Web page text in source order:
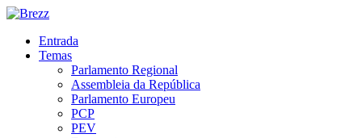
Entrada
Temas
Parlamento Regional
Assembleia da República
Parlamento Europeu
PCP
PEV